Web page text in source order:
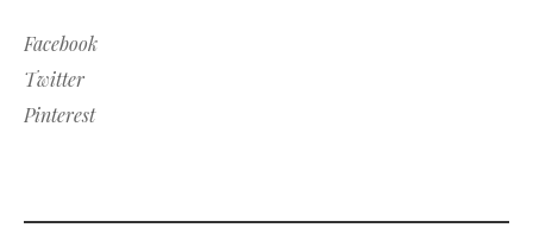
Facebook
Twitter
Pinterest